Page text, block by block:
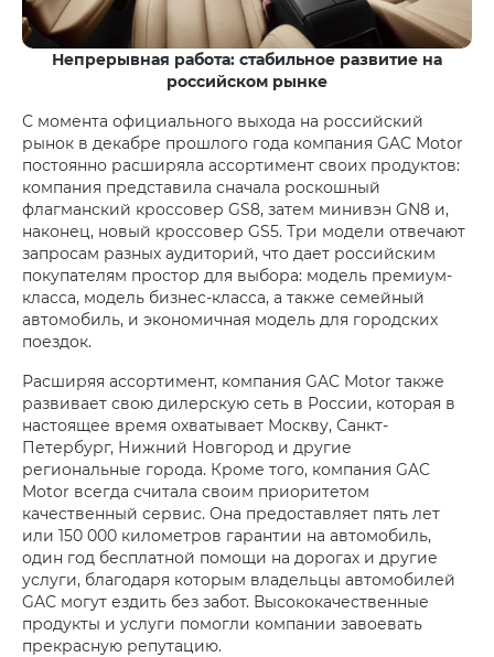
Непрерывная работа: стабильное развитие на
российском рынке
С момента официального выхода на российский
рынок в декабре прошлого года компания GAC Motor
постоянно расширяла ассортимент своих продуктов:
компания представила сначала роскошный
флагманский кроссовер GS8, затем минивэн GN8 и,
наконец, новый кроссовер GS5. Три модели отвечают
запросам разных аудиторий, что дает российским
покупателям простор для выбора: модель премиум-
класса, модель бизнес-класса, а также семейный
автомобиль, и экономичная модель для городских
поездок.
Расширяя ассортимент, компания GAC Motor также
развивает свою дилерскую сеть в России, которая в
настоящее время охватывает Москву, Санкт-
Петербург, Нижний Новгород и другие
региональные города. Кроме того, компания GAC
Motor всегда считала своим приоритетом
качественный сервис. Она предоставляет пять лет
или 150 000 километров гарантии на автомобиль,
один год бесплатной помощи на дорогах и другие
услуги, благодаря которым владельцы автомобилей
GAC могут ездить без забот. Высококачественные
продукты и услуги помогли компании завоевать
прекрасную репутацию.